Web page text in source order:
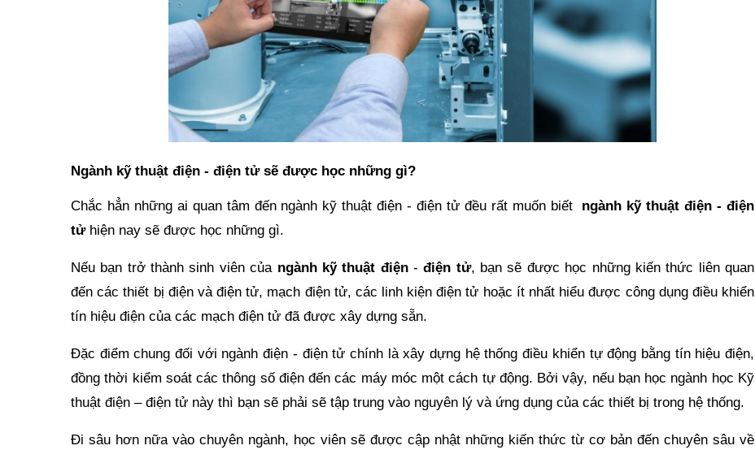
Ngành kỹ thuật điện - điện tử sẽ được học những gì?
Chắc hẳn những ai quan tâm đến ngành kỹ thuật điện - điện tử đều rất muốn biết
ngành kỹ thuật điện - điện
tửhiện nay sẽ được học những gì.
Nếu bạn trở thành sinh viên của ngành kỹ thuật điện-điện tử, bạn sẽ được học những kiến thức liên quan
đến các thiết bị điện và điện tử, mạch điện tử, các linh kiện điện tử hoặc ít nhất hiểu được công dụng điều khiển
tín hiệu điện của các mạch điện tử đã được xây dựng sẵn.
Đặc điểm chung đối với ngành điện - điện tử chính là xây dựng hệ thống điều khiển tự động bằng tín hiệu điện,
đồng thời kiểm soát các thông số điện đến các máy móc một cách tự động. Bởi vậy, nếu bạn học ngành học Kỹ
thuật điện – điện tử này thì bạn sẽ phải sẽ tập trung vào nguyên lý và ứng dụng của các thiết bị trong hệ thống.
Đi sâu hơn nữa vào chuyên ngành, học viên sẽ được cập nhật những kiến thức từ cơ bản đến chuyên sâu về